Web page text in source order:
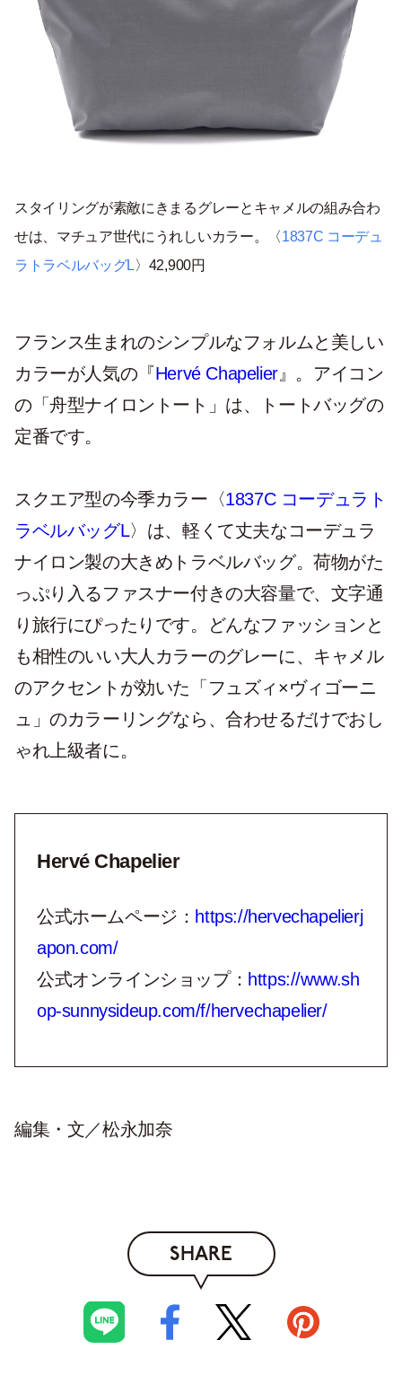
スタイリングが素敵にきまるグレーとキャメルの組み合わ
せは、マチュア世代にうれしいカラー。〈1837C コーデュ
ラトラベルバッグL〉42,900円
フランス生まれのシンプルなフォルムと美しい
カラーが人気の『Hervé Chapelier』。アイコン
の「舟型ナイロントート」は、トートバッグの
定番です。
スクエア型の今季カラー〈1837C コーデュラト
ラベルバッグL〉は、軽くて丈夫なコーデュラ
ナイロン製の大きめトラベルバッグ。荷物がた
っぷり入るファスナー付きの大容量で、文字通
り旅行にぴったりです。どんなファッションと
も相性のいい大人カラーのグレーに、キャメル
のアクセントが効いた「フュズィ×ヴィゴーニ
ュ」のカラーリングなら、合わせるだけでおし
ゃれ上級者に。
Hervé Chapelier
公式ホームページ： https://hervechapelierj
apon.com/
公式オンラインショップ： https://www.sh
op-sunnysideup.com/f/hervechapelier/
編集・文／松永加奈
SHARE